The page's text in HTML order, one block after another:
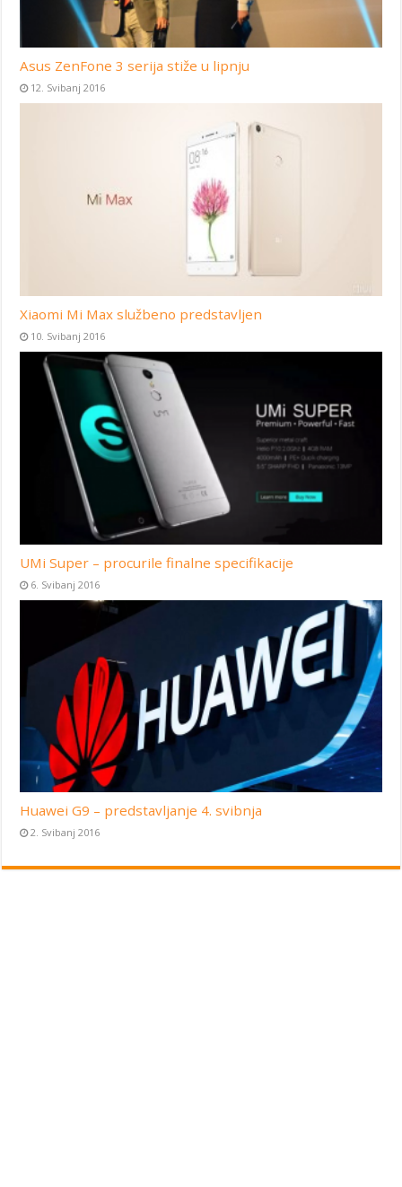
Asus ZenFone 3 serija stiže u lipnju
12. Svibanj 2016
Xiaomi Mi Max službeno predstavljen
10. Svibanj 2016
UMi Super – procurile finalne specifikacije
6. Svibanj 2016
Huawei G9 – predstavljanje 4. svibnja
2. Svibanj 2016